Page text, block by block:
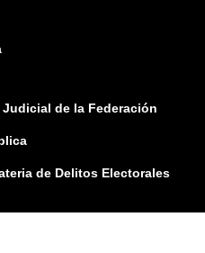
de la Federación
de Delitos Electorales